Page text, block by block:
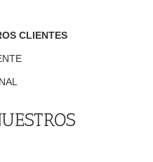
CLIENTES